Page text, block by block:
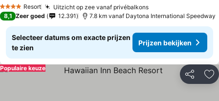
4 SterrenResort Uitzicht op zee vanaf privébalkonsPrijzen bekijken
8,1 Zeer goed 12.391 7.8 km vanaf Daytona International Speedway
Selecteer datums om exacte prijzen
te zien
Prijzen bekijken
Delen
Populaire keuze